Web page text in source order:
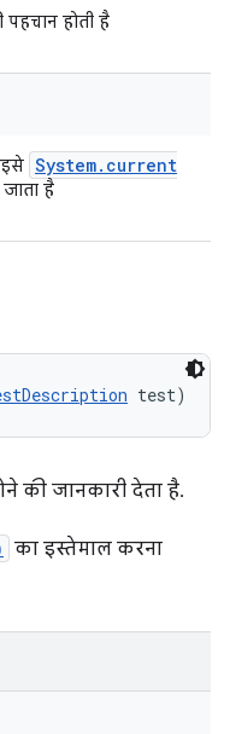
होती है
System. current
है
test)
जानकारी देता है.
का इस्तेमाल करना